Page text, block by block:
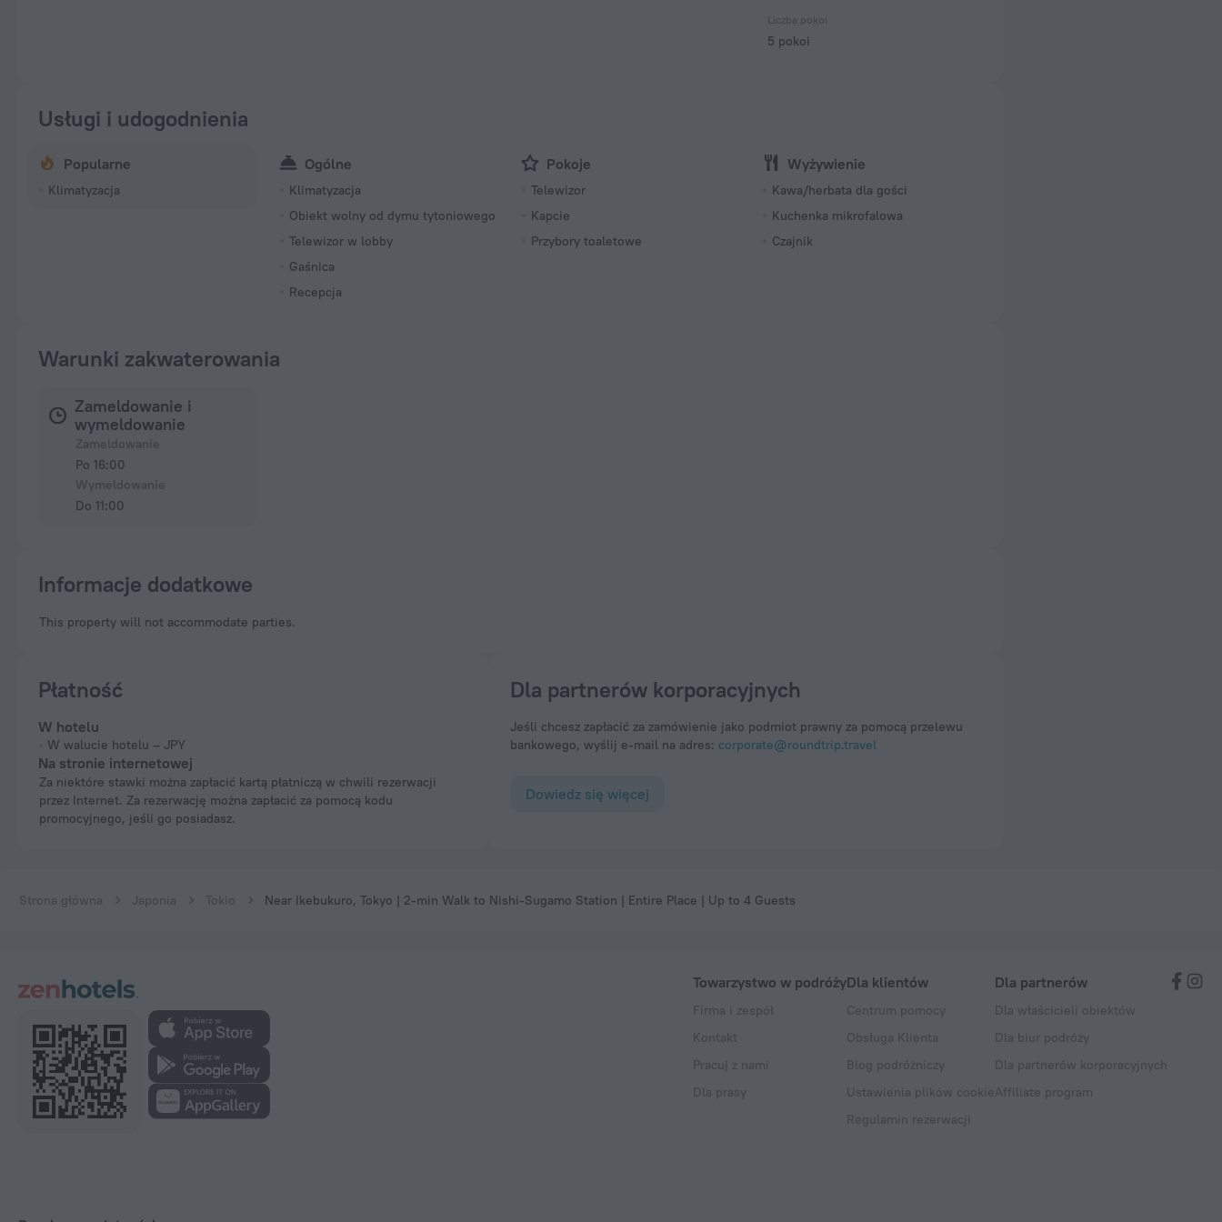
Liczba pokoi
5 pokoi
Usługi i udogodnienia
Popularne
Klimatyzacja
Ogólne
Klimatyzacja
Obiekt wolny od dymu tytoniowego
Telewizor w lobby
Gaśnica
Recepcja
Pokoje
Telewizor
Kapcie
Przybory toaletowe
Wyżywienie
Kawa/herbata dla gości
Kuchenka mikrofalowa
Czajnik
Warunki zakwaterowania
Zameldowanie i
wymeldowanie
Po 16:00
Do 11:00
Informacje dodatkowe
This property will not accommodate parties.
Płatność
W hotelu
W walucie hotelu – JPY
Na stronie internetowej
Za niektóre stawki można zapłacić kartą płatniczą w chwili rezerwacji
przez Internet. Za rezerwację można zapłacić za pomocą kodu
promocyjnego, jeśli go posiadasz.
Dla partnerów korporacyjnych
Jeśli chcesz zapłacić za zamówienie jako podmiot prawny za pomocą przelewu
bankowego, wyślij e-mail na adres: corporate@roundtrip.travel
Dowiedz się więcej
Strona główna Japonia Tokio Near Ikebukuro, Tokyo | 2-min Walk to Nishi-Sugamo Station | Entire Place | Up to 4 Guests
Towarzystwo w podróży
Firma i zespół
Kontakt
Pracuj z nami
Dla prasy
Dla klientów
Centrum pomocy
Obsługa Klienta
Blog podróżniczy
Ustawienia plików cookie
Regulamin rezerwacji
Dla partnerów
Dla właścicieli obiektów
Dla biur podróży
Dla partnerów korporacyjnych
Affiliate program